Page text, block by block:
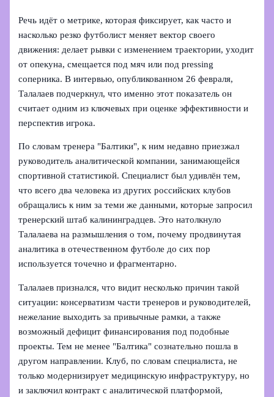
Речь идёт о метрике, которая фиксирует, как часто и
насколько резко футболист меняет вектор своего
движения: делает рывки с изменением траектории, уходит
от опекуна, смещается под мяч или под pressing
соперника. В интервью, опубликованном 26 февраля,
Талалаев подчеркнул, что именно этот показатель он
считает одним из ключевых при оценке эффективности и
перспектив игрока.
По словам тренера "Балтики", к ним недавно приезжал
руководитель аналитической компании, занимающейся
спортивной статистикой. Специалист был удивлён тем,
что всего два человека из других российских клубов
обращались к ним за теми же данными, которые запросил
тренерский штаб калининградцев. Это натолкнуло
Талалаева на размышления о том, почему продвинутая
аналитика в отечественном футболе до сих пор
используется точечно и фрагментарно.
Талалаев признался, что видит несколько причин такой
ситуации: консерватизм части тренеров и руководителей,
нежелание выходить за привычные рамки, а также
возможный дефицит финансирования под подобные
проекты. Тем не менее "Балтика" сознательно пошла в
другом направлении. Клуб, по словам специалиста, не
только модернизирует медицинскую инфраструктуру, но
и заключил контракт с аналитической платформой,